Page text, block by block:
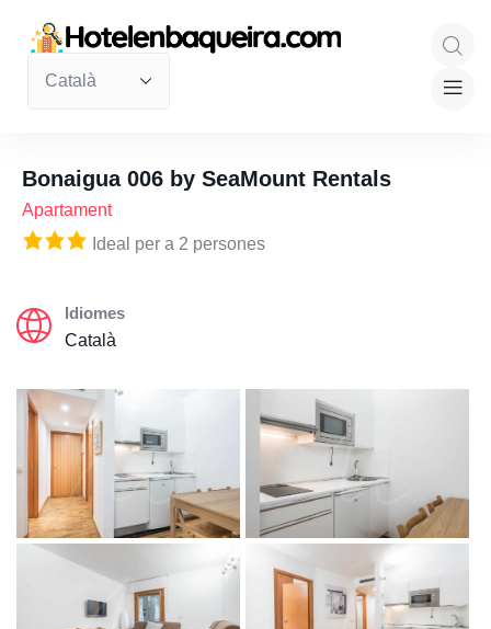
Bonaigua 006 by SeaMount Rentals
Apartament
Ideal per a 2 persones
Idiomes
Català